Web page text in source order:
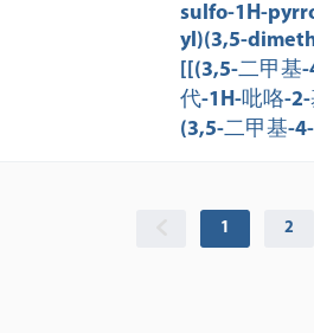
sulfo-1H-
yl)(3,5-
-sulfo-2H-
-
[[(3,5-二甲基-
代-1H-吡咯-2-
(3,5-二甲基-
氟硼烷)二钠盐
1 2